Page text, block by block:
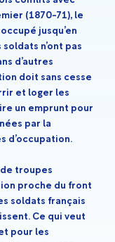
(1870-71), le
jusqu’en
n’ont pas
d’autres
doit sans cesse
et loger les
un emprunt pour
par la
d’occupation.
troupes
proche du front
soldats français
Ce qui veut
pour les